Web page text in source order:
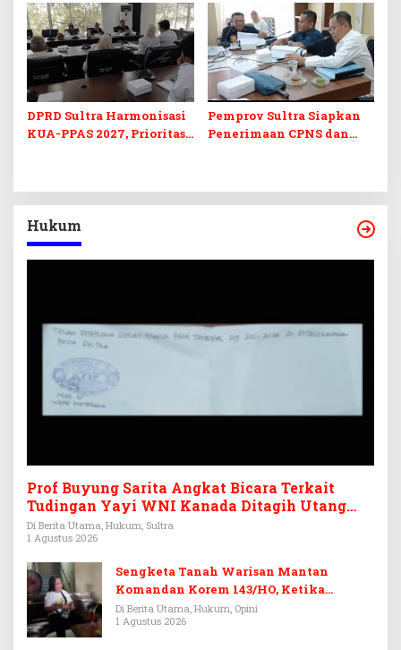
Berkelanjutan
Perubahan APBD 2026
DPRD Sultra Harmonisasi
KUA-PPAS 2027, Prioritas
Pemprov Sultra Siapkan
Penerimaan CPNS dan
Hukum
Prof Buyung Sarita Angkat Bicara Terkait
Tudingan Yayi WNI Kanada Ditagih Utang
Rp3,6 Miliar
Di Berita Utama, Hukum, Sultra
1 Agustus 2026
Sengketa Tanah Warisan Mantan
Komandan Korem 143/HO, Ketika
Warisan Menjadi Arena Pemerasan
Di Berita Utama, Hukum, Opini
1 Agustus 2026